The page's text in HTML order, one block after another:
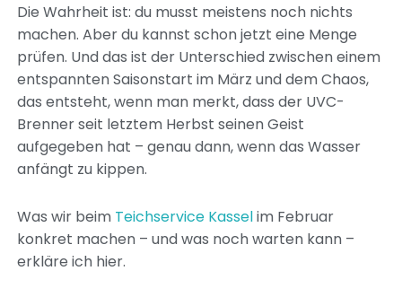
Die Wahrheit ist: du musst meistens noch nichts
machen. Aber du kannst schon jetzt eine Menge
prüfen. Und das ist der Unterschied zwischen einem
entspannten Saisonstart im März und dem Chaos,
das entsteht, wenn man merkt, dass der UVC-
Brenner seit letztem Herbst seinen Geist
aufgegeben hat – genau dann, wenn das Wasser
anfängt zu kippen.
Was wir beim Teichservice Kasselim Februar
konkret machen – und was noch warten kann –
erkläre ich hier.